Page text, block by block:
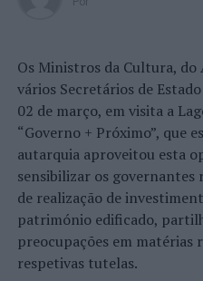
Os Ministros da Cultura,
vários Secretários de
02 de março, em visita a
“Governo + Próximo”, que
autarquia aproveitou esta
sensibilizar os governantes
de realização de
património edificado,
preocupações em matérias
respetivas tutelas.